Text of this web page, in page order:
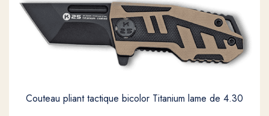
Couteau pliant tactique bicolor Titanium lame de 4.30